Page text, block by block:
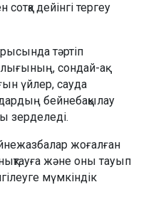
дейінгі тергеу
тәртіп
сондай-ақ
үйлер, сауда
бейнебақылау
зерделеді.
жоғалған
және оны тауып
мүмкіндік